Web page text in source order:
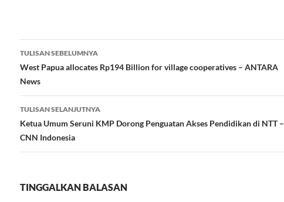
Navigasi
Tulisan
TULISAN SEBELUMNYA
West Papua allocates Rp194 Billion for village cooperatives – ANTARA
News
TULISAN SELANJUTNYA
Ketua Umum Seruni KMP Dorong Penguatan Akses Pendidikan di NTT –
CNN Indonesia
TINGGALKAN BALASAN